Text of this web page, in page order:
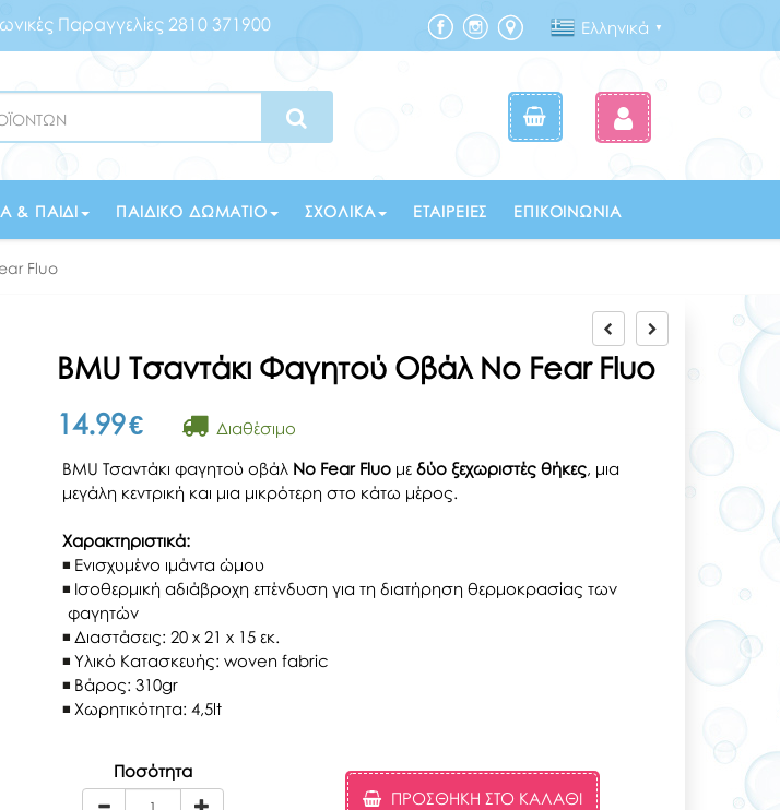
Παραγγελίες 2810 371900 Ελληνικά ▼
& ΠΑΙΔΊ ΠΑΙΔΙΚΌ ΔΩΜΆΤΙΟ ΣΧΟΛΙΚΆ ΕΤΑΙΡΕΊΕΣ ΕΠΙΚΟΙΝΩΝΊΑ
Fluo
BMU Τσαντάκι Φαγητού Οβάλ No Fear Fluo
14.99€ Διαθέσιμο
BMU Τσαντάκι φαγητού οβάλ No Fear Fluo με δύο ξεχωριστές θήκες, μια
μεγάλη κεντρική και μια μικρότερη στο κάτω μέρος.
Χαρακτηριστικά:
Ενισχυμένο ιμάντα ώμου
Ισοθερμική αδιάβροχη επένδυση για τη διατήρηση θερμοκρασίας των
φαγητών
Διαστάσεις: 20 x 21 x 15 εκ.
Υλικό Κατασκευής: woven fabric
Βάρος: 310gr
Χωρητικότητα: 4,5lt
Ποσότητα
ΠΡΟΣΘΉΚΗ ΣΤΟ ΚΑΛΆΘΙ